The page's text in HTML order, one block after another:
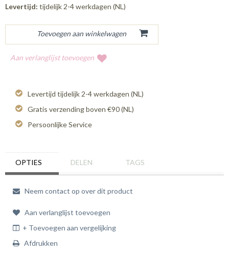
Levertijd: tijdelijk 2-4 werkdagen (NL)
Aan verlanglijst toevoegen
Levertijd tijdelijk 2-4 werkdagen (NL)
Gratis verzending boven €90 (NL)
Persoonlijke Service
OPTIES DELEN TAGS
Neem contact op over dit product
Aan verlanglijst toevoegen
+ Toevoegen aan vergelijking
Afdrukken